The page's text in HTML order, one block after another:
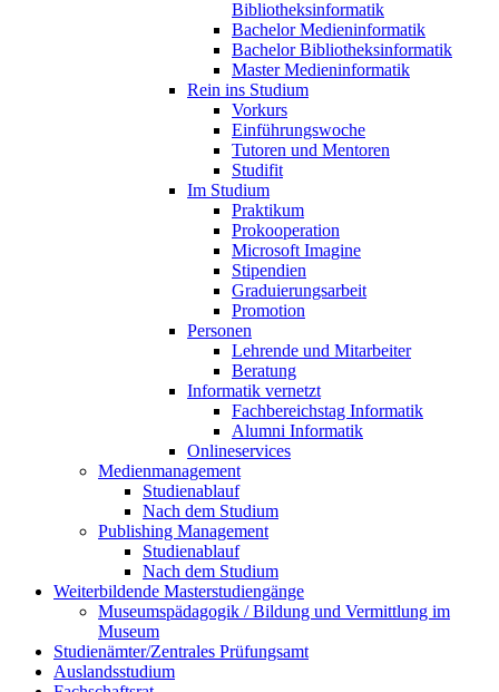
Bibliotheksinformatik
Bachelor Medieninformatik
Bachelor Bibliotheksinformatik
Master Medieninformatik
Rein ins Studium
Vorkurs
Einführungswoche
Tutoren und Mentoren
Studifit
Im Studium
Praktikum
Prokooperation
Microsoft Imagine
Stipendien
Graduierungsarbeit
Promotion
Personen
Lehrende und Mitarbeiter
Beratung
Informatik vernetzt
Fachbereichstag Informatik
Alumni Informatik
Onlineservices
Medienmanagement
Studienablauf
Nach dem Studium
Publishing Management
Studienablauf
Nach dem Studium
Weiterbildende Masterstudiengänge
Museumspädagogik / Bildung und Vermittlung im
Museum
Studienämter/Zentrales Prüfungsamt
Auslandsstudium